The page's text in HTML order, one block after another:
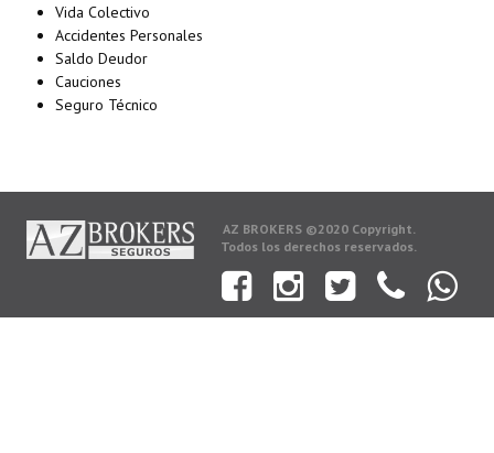
Vida Colectivo
Accidentes Personales
Saldo Deudor
Cauciones
Seguro Técnico
AZ BROKERS ©2020 Copyright.
Todos los derechos reservados.